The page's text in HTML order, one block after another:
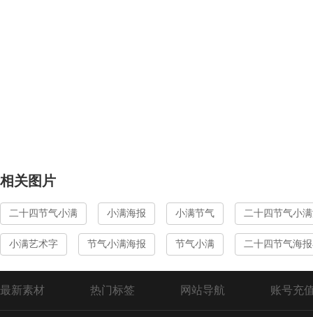
相关图片
二十四节气小满 小满海报 小满节气 二十四节气小
小满艺术字 节气小满海报 节气小满 二十四节气海
最新素材 热门标签 网站导航 账号充